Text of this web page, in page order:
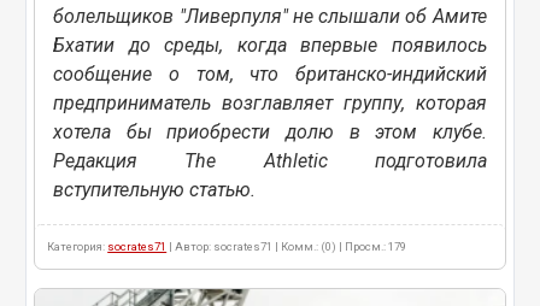
болельщиков "Ливерпуля" не слышали об Амите
Бхатии до среды, когда впервые появилось
сообщение о том, что британско-индийский
предприниматель возглавляет группу, которая
хотела бы приобрести долю в этом клубе.
Редакция The Athletic подготовила
вступительную статью.
Категория: socrates71 | Автор: socrates71 | Комм.: (0) | Просм.: 179